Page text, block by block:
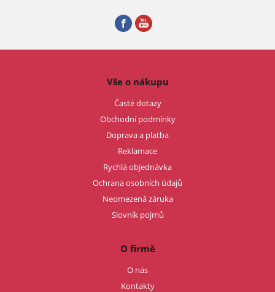
Vše o nákupu
Časté dotazy
Obchodní podmínky
Doprava a platba
Reklamace
Rychlá objednávka
Ochrana osobních údajů
Neomezená záruka
Slovník pojmů
O firmě
O nás
Kontakty